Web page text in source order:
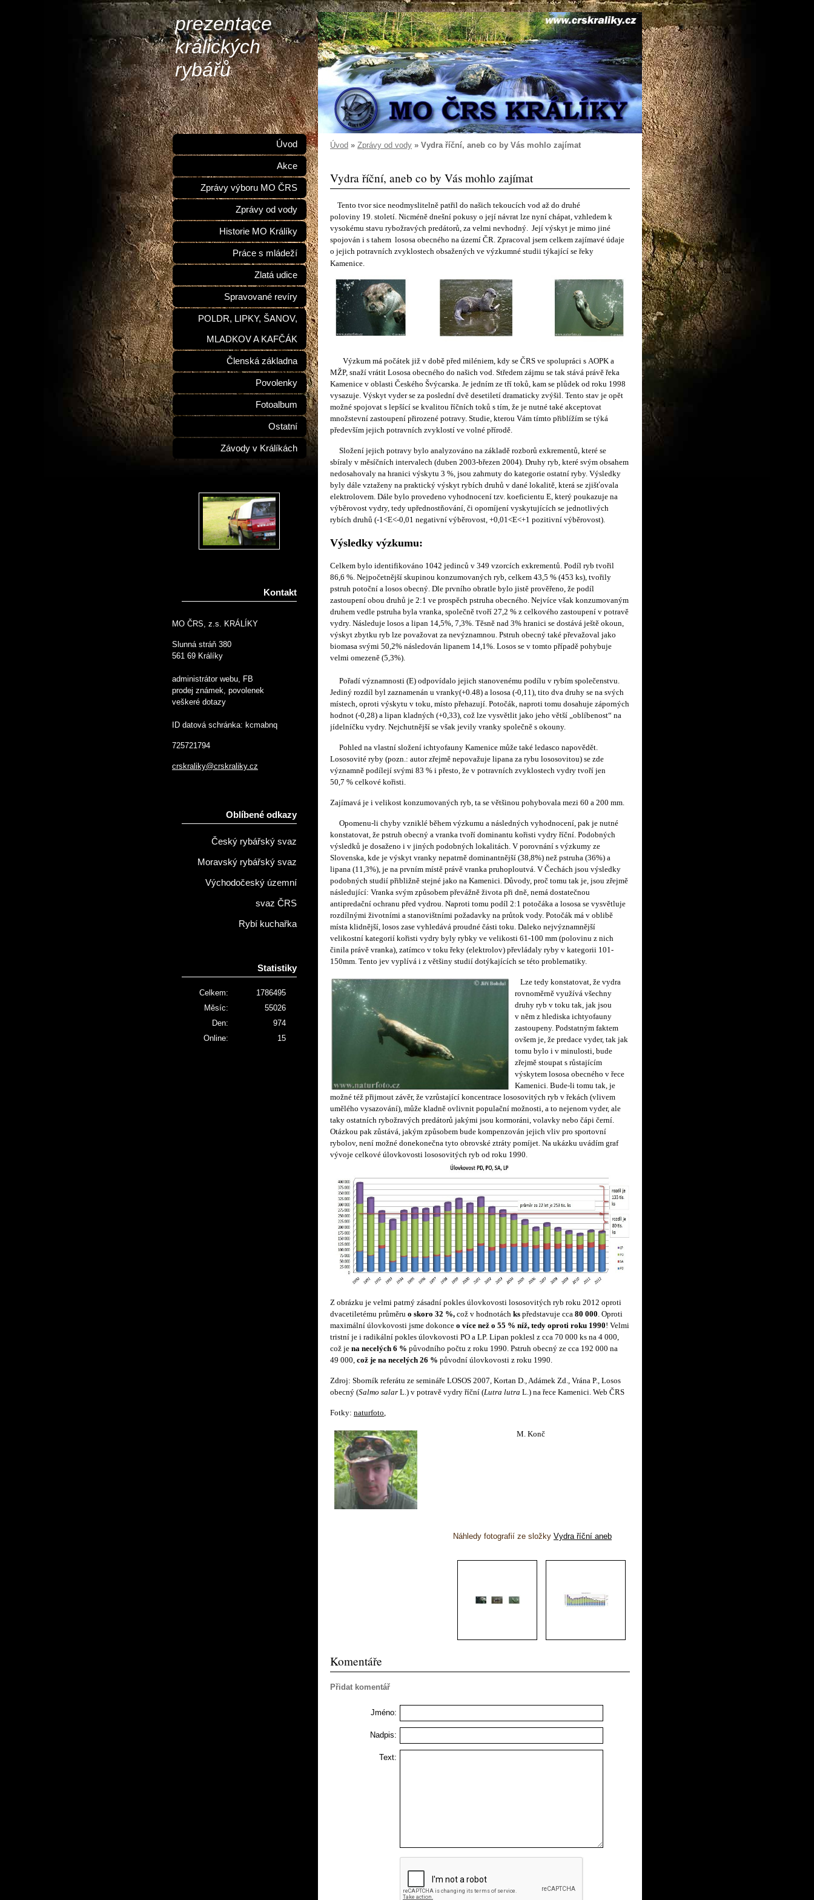
prezentace
králických
rybářů
Úvod » Zprávy od vody » Vydra říční, aneb co by Vás mohlo zajímat
Vydra říční, aneb co by Vás mohlo zajímat
Tento tvor sice neodmyslitelně patřil do našich tekoucích vod až do druhé
poloviny 19. století. Nicméně dnešní pokusy o její návrat lze nyní chápat, vzhledem k
vysokému stavu rybožravých predátorů, za velmi nevhodný. Její výskyt je mimo jiné
spojován i s tahem lososa obecného na území ČR. Zpracoval jsem celkem zajímavé údaje
o jejich potravních zvyklostech obsažených ve výzkumné studii týkající se řeky
Kamenice.
Výzkum má počátek již v době před miléniem, kdy se ČRS ve spolupráci s AOPK a
MŽP, snaží vrátit Lososa obecného do našich vod. Středem zájmu se tak stává právě řeka
Kamenice v oblasti Českého Švýcarska. Je jedním ze tří toků, kam se plůdek od roku 1998
vysazuje. Výskyt vyder se za poslední dvě desetiletí dramaticky zvýšil. Tento stav je opět
možné spojovat s lepšící se kvalitou říčních toků s tím, že je nutné také akceptovat
množstevní zastoupení přirozené potravy. Studie, kterou Vám tímto přiblížím se týká
především jejich potravních zvyklostí ve volné přírodě.
Složení jejich potravy bylo analyzováno na základě rozborů exkrementů, které se
sbíraly v měsíčních intervalech (duben 2003-březen 2004). Druhy ryb, které svým obsahem
nedosahovaly na hranici výskytu 3 %, jsou zahrnuty do kategorie ostatní ryby. Výsledky
byly dále vztaženy na praktický výskyt rybích druhů v dané lokalitě, která se zjišťovala
elektrolovem. Dále bylo provedeno vyhodnocení tzv. koeficientu E, který poukazuje na
výběrovost vydry, tedy upřednostňování, či opomíjení vyskytujících se jednotlivých
rybích druhů (-1<E<-0,01 negativní výběrovost, +0,01<E<+1 pozitivní výběrovost).
Výsledky výzkumu:
Celkem bylo identifikováno 1042 jedinců v 349 vzorcích exkrementů. Podíl ryb tvořil
86,6 %. Nejpočetnější skupinou konzumovaných ryb, celkem 43,5 % (453 ks), tvořily
pstruh potoční a losos obecný. Dle prvního obratle bylo jistě prověřeno, že podíl
zastoupení obou druhů je 2:1 ve prospěch pstruha obecného. Nejvíce však konzumovaným
druhem vedle pstruha byla vranka, společně tvoří 27,2 % z celkového zastoupení v potravě
vydry. Následuje losos a lipan 14,5%, 7,3%. Těsně nad 3% hranici se dostává ještě okoun,
výskyt zbytku ryb lze považovat za nevýznamnou. Pstruh obecný také převažoval jako
biomasa svými 50,2% následován lipanem 14,1%. Losos se v tomto případě pohybuje
velmi omezeně (5,3%).
Pořadí významnosti (E) odpovídalo jejich stanovenému podílu v rybím společenstvu.
Jediný rozdíl byl zaznamenán u vranky(+0.48) a lososa (-0,11), tito dva druhy se na svých
místech, oproti výskytu v toku, místo přehazují. Potočák, naproti tomu dosahuje záporných
hodnot (-0,28) a lipan kladných (+0,33), což lze vysvětlit jako jeho větší „oblíbenost“ na
jídelníčku vydry. Nejchutnější se však jevily vranky společně s okouny.
Pohled na vlastní složení ichtyofauny Kamenice může také ledasco napovědět.
Lososovité ryby (pozn.: autor zřejmě nepovažuje lipana za rybu lososovitou) se zde
významně podílejí svými 83 % i přesto, že v potravních zvyklostech vydry tvoří jen
50,7 % celkové kořisti.
Zajímavá je i velikost konzumovaných ryb, ta se většinou pohybovala mezi 60 a 200 mm.
Opomenu-li chyby vzniklé během výzkumu a následných vyhodnocení, pak je nutné
konstatovat, že pstruh obecný a vranka tvoří dominantu kořisti vydry říční. Podobných
výsledků je dosaženo i v jiných podobných lokalitách. V porovnání s výzkumy ze
Slovenska, kde je výskyt vranky nepatrně dominantnější (38,8%) než pstruha (36%) a
lipana (11,3%), je na prvním místě právě vranka pruhoploutvá. V Čechách jsou výsledky
podobných studií přibližně stejné jako na Kamenici. Důvody, proč tomu tak je, jsou zřejmě
následující: Vranka svým způsobem převážně života při dně, nemá dostatečnou
antipredační ochranu před vydrou. Naproti tomu podíl 2:1 potočáka a lososa se vysvětluje
rozdílnými životními a stanovištními požadavky na průtok vody. Potočák má v oblibě
místa klidnější, losos zase vyhledává proudné části toku. Daleko nejvýznamnější
velikostní kategorií kořisti vydry byly rybky ve velikosti 61-100 mm (polovinu z nich
činila právě vranka), zatímco v toku řeky (elektrolov) převládaly ryby v kategorii 101-
150mm. Tento jev vyplívá i z většiny studií dotýkajících se této problematiky.
Lze tedy konstatovat, že vydra
rovnoměrně využívá všechny
druhy ryb v toku tak, jak jsou
v něm z hlediska ichtyofauny
zastoupeny. Podstatným faktem
ovšem je, že predace vyder, tak jak
tomu bylo i v minulosti, bude
zřejmě stoupat s růstajícím
výskytem lososa obecného v řece
Kamenici. Bude-li tomu tak, je
možné též přijmout závěr, že vzrůstající koncentrace lososovitých ryb v řekách (vlivem
umělého vysazování), může kladně ovlivnit populační možnosti, a to nejenom vyder, ale
taky ostatních rybožravých predátorů jakými jsou kormoráni, volavky nebo čápi černí.
Otázkou pak zůstává, jakým způsobem bude kompenzován jejich vliv pro sportovní
rybolov, není možné donekonečna tyto obrovské ztráty pomíjet. Na ukázku uvádím graf
vývoje celkové úlovkovosti lososovitých ryb od roku 1990.
Z obrázku je velmi patrný zásadní pokles úlovkovosti lososovitých ryb roku 2012 oproti
dvacetiletému průměru o skoro 32 %, což v hodnotách ks představuje cca 80 000. Oproti
maximální úlovkovosti jsme dokonce o více než o 55 % níž, tedy oproti roku 1990! Velmi
tristní je i radikální pokles úlovkovosti PO a LP. Lipan poklesl z cca 70 000 ks na 4 000,
což je na necelých 6 % původního počtu z roku 1990. Pstruh obecný ze cca 192 000 na
49 000, což je na necelých 26 % původní úlovkovosti z roku 1990.
Zdroj: Sborník referátu ze semináře LOSOS 2007, Kortan D., Adámek Zd., Vrána P., Losos
obecný (Salmo salar L.) v potravě vydry říční (Lutra lutra L.) na řece Kamenici. Web ČRS
Fotky: naturfoto,
M. Konč
Náhledy fotografií ze složky Vydra říční aneb
Komentáře
Přidat komentář
Jméno:
Nadpis:
Text:
Úvod
Akce
Zprávy výboru MO ČRS
Zprávy od vody
Historie MO Králíky
Práce s mládeží
Zlatá udice
Spravované revíry
POLDR, LIPKY, ŠANOV,
MLADKOV A KAFČÁK
Členská základna
Povolenky
Fotoalbum
Ostatní
Závody v Králíkách
Kontakt
MO ČRS, z.s. KRÁLÍKY
Slunná stráň 380
561 69 Králíky
administrátor webu, FB
prodej známek, povolenek
veškeré dotazy
ID datová schránka: kcmabnq
725721794
crskraliky@crskraliky.cz
Oblíbené odkazy
Český rybářský svaz
Moravský rybářský svaz
Východočeský územní
svaz ČRS
Rybí kuchařka
Statistiky
Online: 15
Celkem:
1786495
Měsíc:
55026
Den:
974